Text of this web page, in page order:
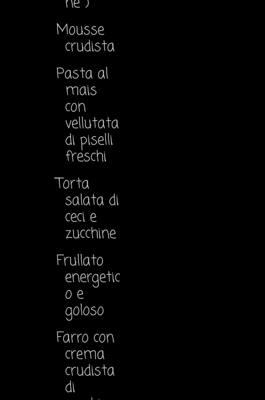
Mousse
crudista
Pasta al
mais
con
vellutata
di piselli
freschi
Torta
salata di
ceci e
zucchine
Frullato
energetic
o e
goloso
Farro con
crema
crudista
di